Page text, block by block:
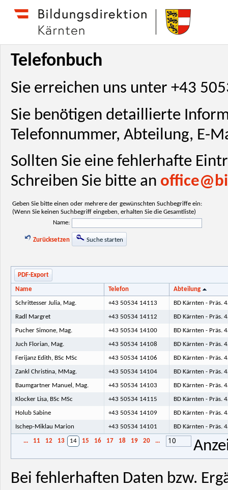
Telefonbuch
Sie erreichen uns unter +43
Sie benötigen detaillierte
Telefonnummer, Abteilung, E-
Sollten Sie eine fehlerhafte
Schreiben Sie bitte an
Geben Sie bitte einen oder mehrere der gewünschten Suchbegriffe ein:
(Wenn Sie keinen Suchbegriff eingeben, erhalten Sie die Gesamtliste)
Name:
Zurücksetzen Suche starten
PDF-Export
Name Telefon Abteilung
Schrittesser Julia, Mag. +43 50534 14113 BD Kärnten - Präs.
Radl Margret +43 50534 14112 BD Kärnten - Präs.
Pucher Simone, Mag. +43 50534 14100 BD Kärnten - Präs.
Juch Florian, Mag. +43 50534 14108 BD Kärnten - Präs.
Ferijanz Edith, BSc MSc +43 50534 14106 BD Kärnten - Präs.
Zankl Christina, MMag. +43 50534 14104 BD Kärnten - Präs.
Baumgartner Manuel, Mag. +43 50534 14103 BD Kärnten - Präs.
Klocker Lisa, BSc MSc +43 50534 14115 BD Kärnten - Präs.
Holub Sabine +43 50534 14109 BD Kärnten - Präs.
Ischep-Miklau Marion +43 50534 14101 BD Kärnten - Präs.
... 11 12 13 14 15 16 17 18 19 20 ... 10
Bei fehlerhaften Daten bzw.